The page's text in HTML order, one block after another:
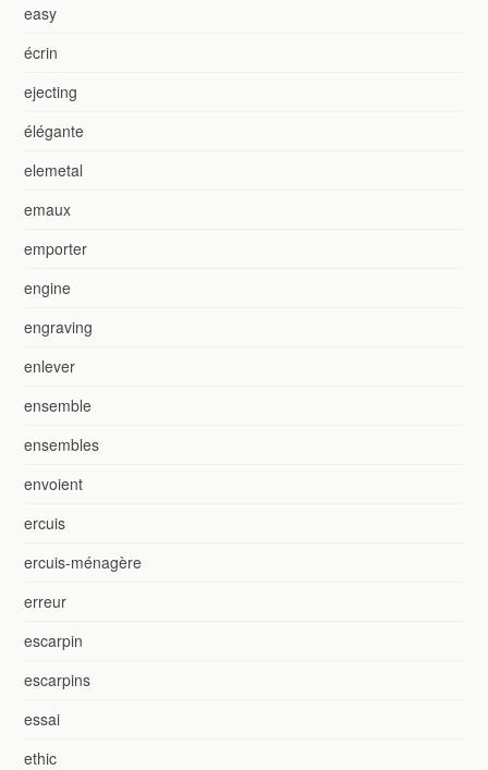
easy
écrin
ejecting
élégante
elemetal
emaux
emporter
engine
engraving
enlever
ensemble
ensembles
envoient
ercuis
ercuis-ménagère
erreur
escarpin
escarpins
essai
ethic